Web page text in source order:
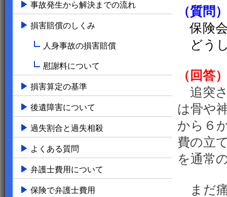
事故発生から解決までの流れ
損害賠償のしくみ
人身事故の損害賠償
慰謝料について
損害算定の基準
後遺障害について
過失割合と過失相殺
よくある質問
弁護士費用について
保険で弁護士費用
（質問
保険
どう
（回答
追突さ
は骨や
から６
費の立
を通常
まだ